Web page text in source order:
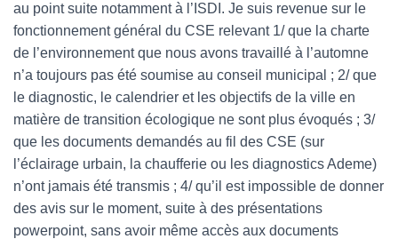
au point suite notamment à l’ISDI. Je suis revenue sur le
fonctionnement général du CSE relevant 1/ que la charte
de l’environnement que nous avons travaillé à l’automne
n’a toujours pas été soumise au conseil municipal ; 2/ que
le diagnostic, le calendrier et les objectifs de la ville en
matière de transition écologique ne sont plus évoqués ; 3/
que les documents demandés au fil des CSE (sur
l’éclairage urbain, la chaufferie ou les diagnostics Ademe)
n’ont jamais été transmis ; 4/ qu’il est impossible de donner
des avis sur le moment, suite à des présentations
powerpoint, sans avoir même accès aux documents